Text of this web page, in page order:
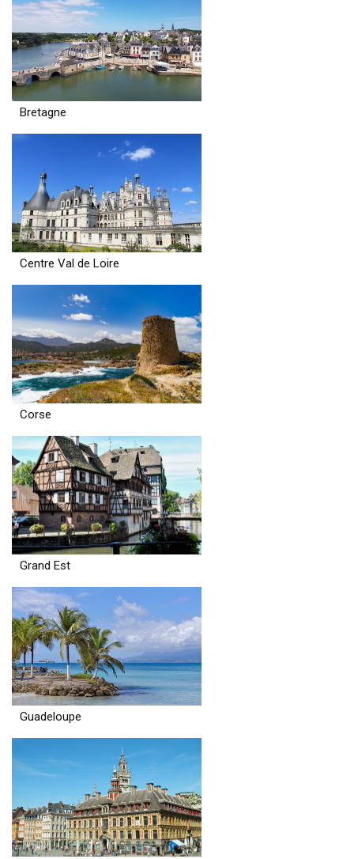
Bretagne
Centre Val de Loire
Corse
Grand Est
Guadeloupe